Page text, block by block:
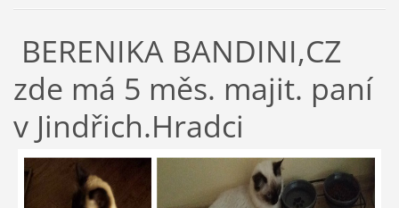
BERENIKA BANDINI,CZ
zde má 5 měs. majit. paní
v Jindřich.Hradci